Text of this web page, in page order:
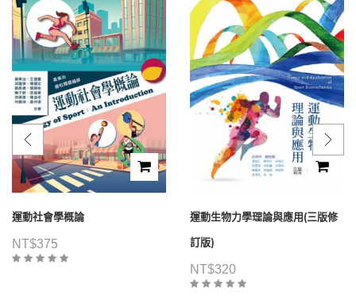
運動社會學概論
NT$375
運動生物力學理論與應用(三版修
訂版)
NT$320